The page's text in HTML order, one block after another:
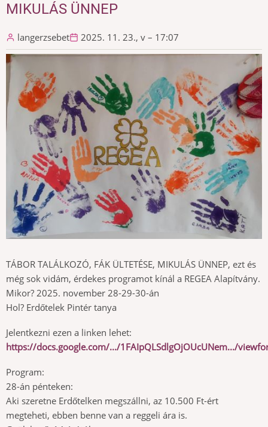
MIKULÁS ÜNNEP
langerzsebet 2025. 11. 23., v – 17:07
TÁBOR TALÁLKOZÓ, FÁK ÜLTETÉSE, MIKULÁS ÜNNEP, ezt és
még sok vidám, érdekes programot kínál a REGEA Alapítvány.
Mikor? 2025. november 28-29-30-án
Hol? Erdőtelek Pintér tanya
Jelentkezni ezen a linken lehet:
https://docs.google.com/.../1FAIpQLSdlgOjOUcUNem.../
Program:
28-án pénteken:
Aki szeretne Erdőtelken megszállni, az 10.500 Ft-ért
megteheti, ebben benne van a reggeli ára is.